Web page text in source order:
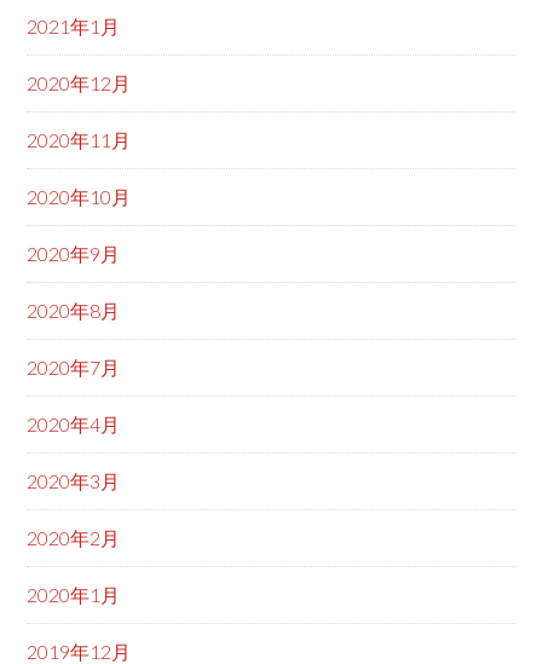
2021年1月
2020年12月
2020年11月
2020年10月
2020年9月
2020年8月
2020年7月
2020年4月
2020年3月
2020年2月
2020年1月
2019年12月